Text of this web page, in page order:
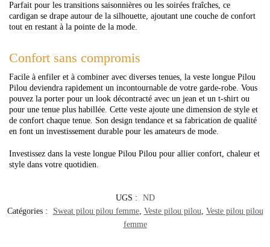
Parfait pour les transitions saisonnières ou les soirées fraîches, ce
cardigan se drape autour de la silhouette, ajoutant une couche de confort
tout en restant à la pointe de la mode.
Confort sans compromis
Facile à enfiler et à combiner avec diverses tenues, la veste longue Pilou
Pilou deviendra rapidement un incontournable de votre garde-robe. Vous
pouvez la porter pour un look décontracté avec un jean et un t-shirt ou
pour une tenue plus habillée. Cette veste ajoute une dimension de style et
de confort chaque tenue. Son design tendance et sa fabrication de qualité
en font un investissement durable pour les amateurs de mode.
Investissez dans la veste longue Pilou Pilou pour allier confort, chaleur et
style dans votre quotidien.
UGS :
ND
Catégories :
Sweat pilou pilou femme, Veste pilou pilou Veste pilou pilou
femme